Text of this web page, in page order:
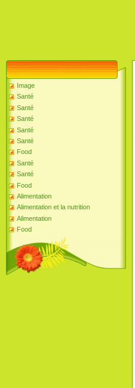
Image
Santé
Santé
Santé
Santé
Santé
Food
Santé
Santé
Food
Alimentation
Alimentation et la nutrition
Alimentation
Food